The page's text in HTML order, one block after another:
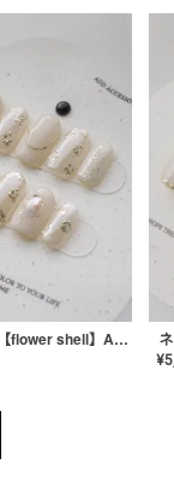
ネイルチップ【flower shell】AE-CONA-03
¥